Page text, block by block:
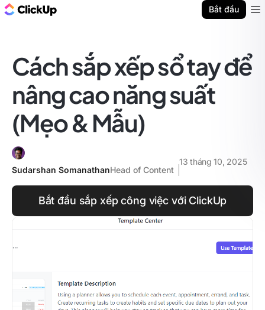
Bắt đầu
Cách sắp xếp sổ tay để
nâng cao năng suất
(Mẹo & Mẫu)
Sudarshan SomanathanHead of Content
13 tháng 10, 2025
Bắt đầu sắp xếp công việc với ClickUp